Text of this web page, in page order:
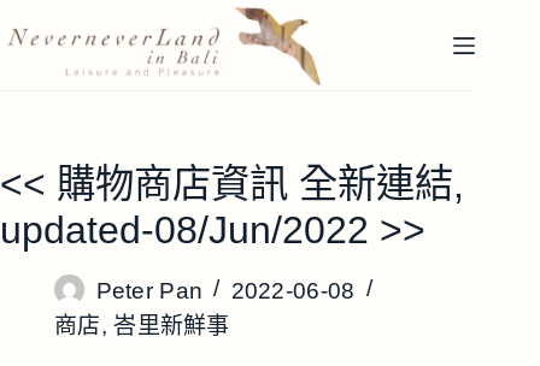
至
容
<< 購物商店資訊 全新連結,
updated-08/Jun/2022 >>
Peter Pan
2022-06-08
商店,峇里新鮮事